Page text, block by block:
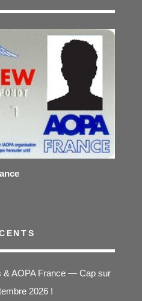
& AOPA France — Cap sur
2026 !